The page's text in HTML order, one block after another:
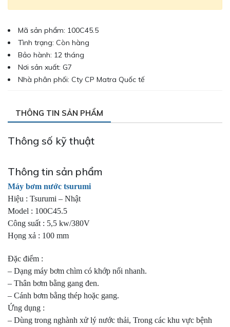
Mã sản phẩm: 100C45.5
Tình trạng: Còn hàng
Bảo hành: 12 tháng
Nơi sản xuất: G7
Nhà phân phối: Cty CP Matra Quốc tế
THÔNG TIN SẢN PHẨM
Thông số kỹ thuật
Thông tin sản phẩm
Máy bơm nước tsurumi
Hiệu : Tsurumi – Nhật
Model : 100C45.5
Công suất : 5,5 kw/380V
Họng xả : 100 mm
Đặc điểm :
– Dạng máy bơm chìm có khớp nối nhanh.
– Thân bơm bằng gang đen.
– Cánh bơm bằng thép hoặc gang.
Ứng dụng :
– Dùng trong nghành xử lý nước thải, Trong các khu vực bệnh